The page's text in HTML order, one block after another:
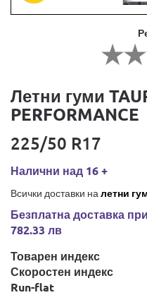
Летни гуми
PERFORMANCE
225/50 R17
Налични над 16 +
Всички доставки на летни
Безплатна доставка
782.33 лв
Товарен индекс
Скоростен индекс
Run-flat